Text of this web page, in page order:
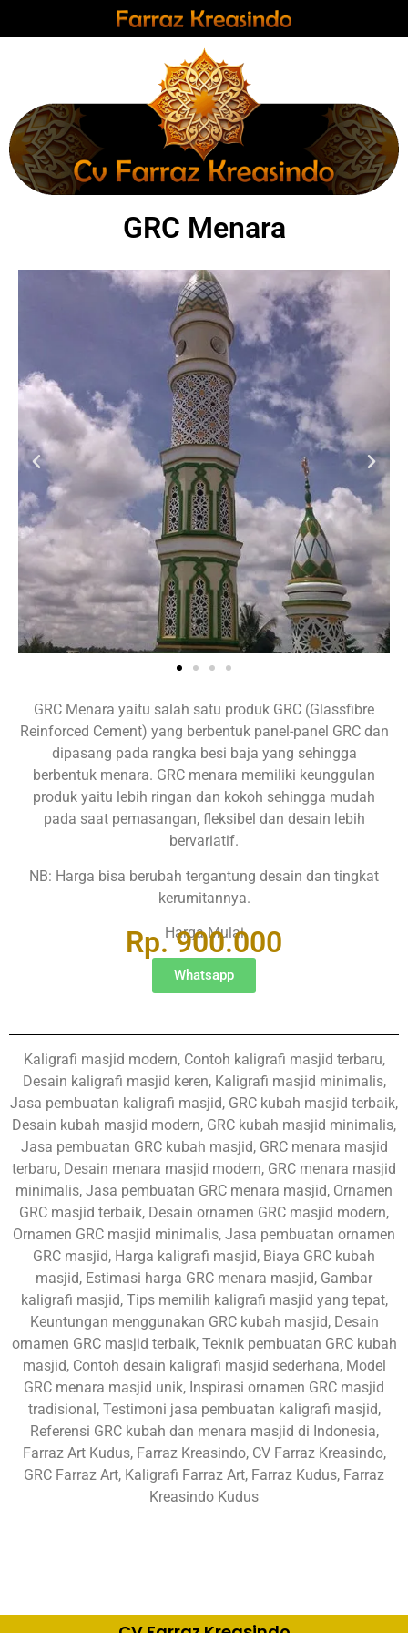
GRC Menara
GRC Menara yaitu salah satu produk GRC (Glassfibre
Reinforced Cement) yang berbentuk panel-panel GRC dan
dipasang pada rangka besi baja yang sehingga
berbentuk menara. GRC menara memiliki keunggulan
produk yaitu lebih ringan dan kokoh sehingga mudah
pada saat pemasangan, fleksibel dan desain lebih
bervariatif.
NB: Harga bisa berubah tergantung desain dan tingkat
kerumitannya.
Harga Mulai
Rp. 900.000
Whatsapp
Kaligrafi masjid modern, Contoh kaligrafi masjid terbaru,
Desain kaligrafi masjid keren, Kaligrafi masjid minimalis,
Jasa pembuatan kaligrafi masjid, GRC kubah masjid terbaik,
Desain kubah masjid modern, GRC kubah masjid minimalis,
Jasa pembuatan GRC kubah masjid, GRC menara masjid
terbaru, Desain menara masjid modern, GRC menara masjid
minimalis, Jasa pembuatan GRC menara masjid, Ornamen
GRC masjid terbaik, Desain ornamen GRC masjid modern,
Ornamen GRC masjid minimalis, Jasa pembuatan ornamen
GRC masjid, Harga kaligrafi masjid, Biaya GRC kubah
masjid, Estimasi harga GRC menara masjid, Gambar
kaligrafi masjid, Tips memilih kaligrafi masjid yang tepat,
Keuntungan menggunakan GRC kubah masjid, Desain
ornamen GRC masjid terbaik, Teknik pembuatan GRC kubah
masjid, Contoh desain kaligrafi masjid sederhana, Model
GRC menara masjid unik, Inspirasi ornamen GRC masjid
tradisional, Testimoni jasa pembuatan kaligrafi masjid,
Referensi GRC kubah dan menara masjid di Indonesia,
Farraz Art Kudus, Farraz Kreasindo, CV Farraz Kreasindo,
GRC Farraz Art, Kaligrafi Farraz Art, Farraz Kudus, Farraz
Kreasindo Kudus